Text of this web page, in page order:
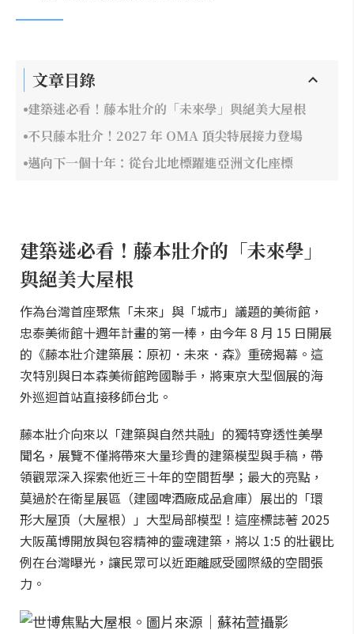
文章目錄
建築迷必看！藤本壯介的「未來學」與絕美大屋根
不只藤本壯介！2027 年 OMA 頂尖特展接力登場
邁向下一個十年：從台北地標躍進亞洲文化座標
建築迷必看！藤本壯介的「未來學」
與絕美大屋根
作為台灣首座聚焦「未來」與「城市」議題的美術館，
忠泰美術館十週年計畫的第一棒，由今年 8 月 15 日開展
的《藤本壯介建築展：原初．未來．森》重磅揭幕。這
次特別與日本森美術館跨國聯手，將東京大型個展的海
外巡迴首站直接移師台北。
藤本壯介向來以「建築與自然共融」的獨特穿透性美學
聞名，展覽不僅將帶來大量珍貴的建築模型與手稿，帶
領觀眾深入探索他近三十年的空間哲學；最大的亮點，
莫過於在衛星展區（建國啤酒廠成品倉庫）展出的「環
形大屋頂（大屋根）」大型局部模型！這座標誌著 2025
大阪萬博開放與包容精神的靈魂建築，將以 1:5 的壯觀比
例在台灣曝光，讓民眾可以近距離感受國際級的空間張
力。